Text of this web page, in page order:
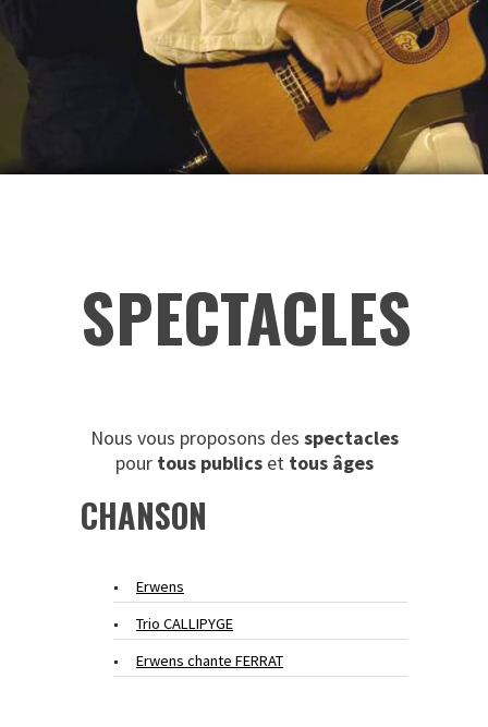
SPECTACLES
Nous vous proposons des spectacles
pour tous publicset tous âges
CHANSON
Erwens
Trio CALLIPYGE
Erwens chante FERRAT